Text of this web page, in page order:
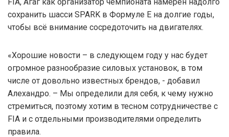
сохранить шасси SPARK в Формуле Е на долгие годы,
чтобы всё внимание сосредоточить на двигателях.
«Хорошие новости – в следующем году у нас будет
огромное разнообразие силовых установок, в том
числе от довольно известных брендов, - добавил
Алехандро. – Мы определили для себя, к чему нужно
стремиться, поэтому хотим в тесном сотрудничестве с
FIA и с отдельными производителями определить
правила.